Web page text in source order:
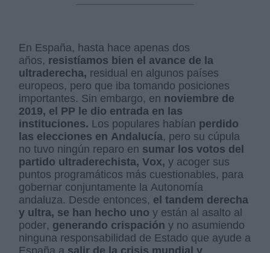
En España, hasta hace apenas dos
años, resistíamos bien el avance de la
ultraderecha, residual en algunos países
europeos, pero que iba tomando posiciones
importantes. Sin embargo, en noviembre de
2019, el PP le dio entrada en las
instituciones. Los populares habían perdido
las elecciones en Andalucía, pero su cúpula
no tuvo ningún reparo en sumar los votos del
partido ultraderechista, Vox, y acoger sus
puntos programáticos más cuestionables, para
gobernar conjuntamente la Autonomía
andaluza. Desde entonces, el tandem derecha
y ultra, se han hecho uno y están al asalto al
poder, generando crispación y no asumiendo
ninguna responsabilidad de Estado que ayude a